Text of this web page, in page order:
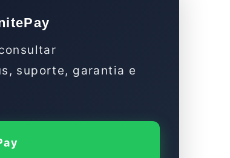
suporte, garantia e